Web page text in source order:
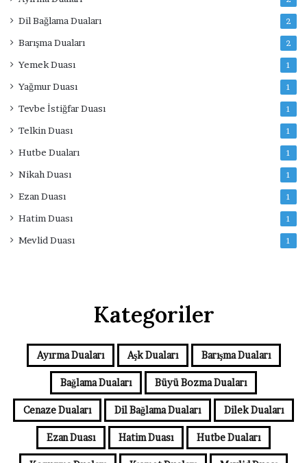
Dil Bağlama Duaları 2
Barışma Duaları 2
Yemek Duası 1
Yağmur Duası 1
Tevbe İstiğfar Duası 1
Telkin Duası 1
Hutbe Duaları 1
Nikah Duası 1
Ezan Duası 1
Hatim Duası 1
Mevlid Duası 1
Kategoriler
Ayırma Duaları Aşk Duaları Barışma Duaları
Bağlama Duaları Büyü Bozma Duaları
Cenaze Duaları Dil Bağlama Duaları Dilek Duaları
Ezan Duası Hatim Duası Hutbe Duaları